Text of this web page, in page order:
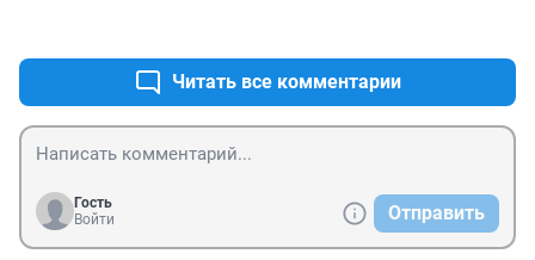
Читать все комментарии
Гость
Войти
Отправить